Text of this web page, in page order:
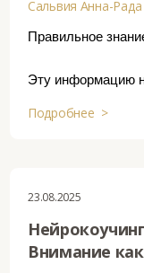
Сальвия Анна-Рада
Правильное
Эту информацию
Подробнее >
23.08.2025
Внимание